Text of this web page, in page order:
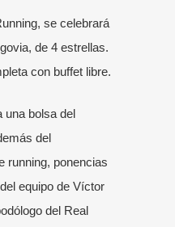
se celebrará
de 4 estrellas.
con buffet libre.
una bolsa del
del
running, ponencias
equipo de Víctor
del Real